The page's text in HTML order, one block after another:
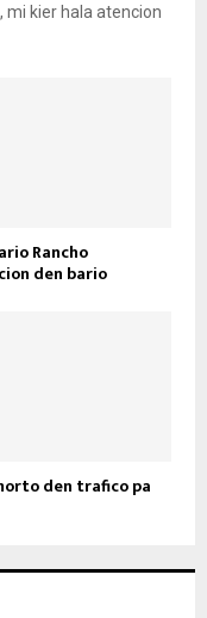
mi kier hala atencion
Rancho
den bario
den trafico pa